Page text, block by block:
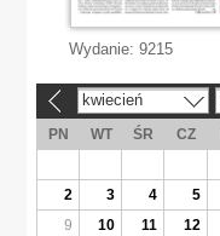
Wydanie: 9215
kwiecień
PN WT ŚR CZ
2
3 4 5
9
10 11 12